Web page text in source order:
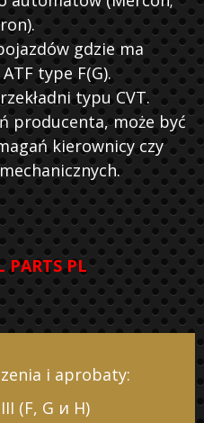
gdzie ma
type F(G).
typu CVT.
producenta, może być
kierownicy czy
PARTS PL
i aprobaty:
III (F, G и H)